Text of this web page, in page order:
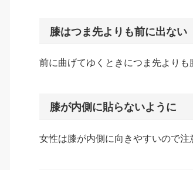
膝はつま先よりも前に出ない
前に曲げてゆくときにつま先よりも
膝が内側に貼らないように
女性は膝が内側に向きやすいので注